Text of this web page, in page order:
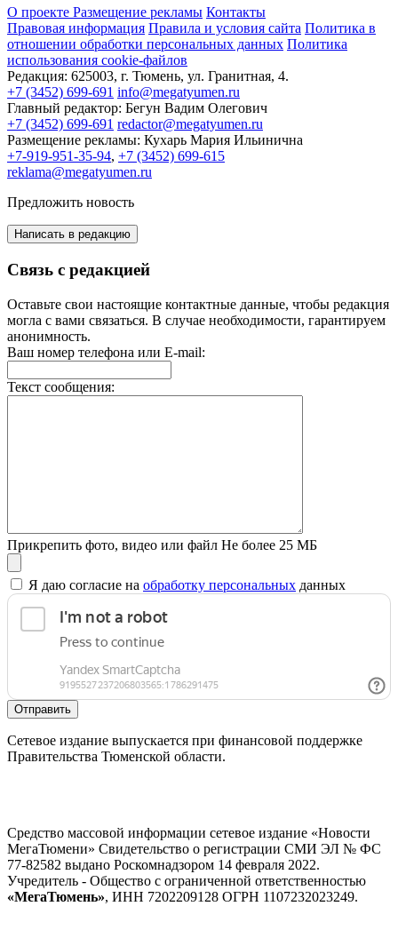
О проекте Размещение рекламы Контакты
Правовая информация Правила и условия сайта Политика в
отношении обработки персональных данных Политика
использования cookie-файлов
Редакция: 625003, г. Тюмень, ул. Гранитная, 4.
+7 (3452) 699-691 info@megatyumen.ru
Главный редактор: Бегун Вадим Олегович
+7 (3452) 699-691 redactor@megatyumen.ru
Размещение рекламы: Кухарь Мария Ильинична
+7-919-951-35-94, +7 (3452) 699-615
reklama@megatyumen.ru
Предложить новость
Написать в редакцию
Связь с редакцией
Оставьте свои настоящие контактные данные, чтобы редакция
могла с вами связаться. В случае необходимости, гарантируем
анонимность.
Ваш номер телефона или E-mail:
Текст сообщения:
Прикрепить фото, видео или файл Не более 25 МБ
Я даю согласие на обработку персональных данных
Отправить
Сетевое издание выпускается при финансовой поддержке
Правительства Тюменской области.
Средство массовой информации сетевое издание «Новости
МегаТюмени» Свидетельство о регистрации СМИ ЭЛ № ФС
77-82582 выдано Роскомнадзором 14 февраля 2022.
Учредитель - Общество с ограниченной ответственностью
«МегаТюмень», ИНН 7202209128 ОГРН 1107232023249.